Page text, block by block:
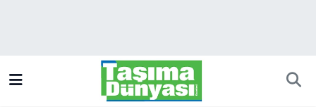
Trafik Durumu